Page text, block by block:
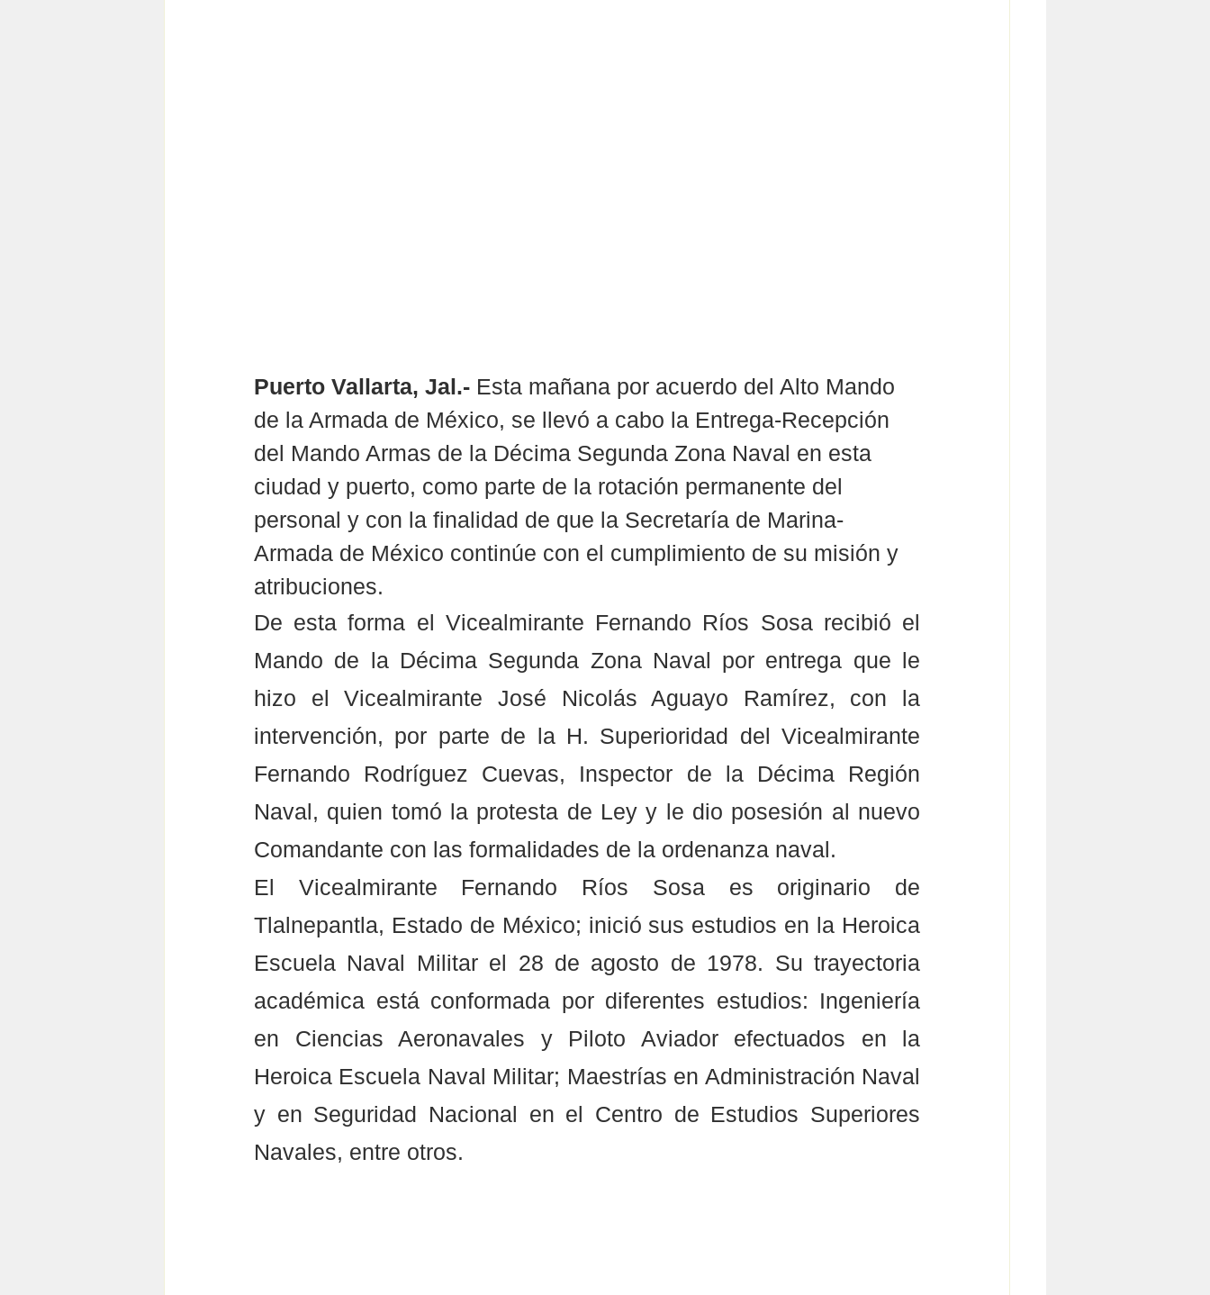
Puerto Vallarta, Jal.- Esta mañana por acuerdo del Alto Mando
de la Armada de México, se llevó a cabo la Entrega-Recepción
del Mando Armas de la Décima Segunda Zona Naval en esta
ciudad y puerto, como parte de la rotación permanente del
personal y con la finalidad de que la Secretaría de Marina-
Armada de México continúe con el cumplimiento de su misión y
atribuciones.
De esta forma el Vicealmirante Fernando Ríos Sosa recibió el
Mando de la Décima Segunda Zona Naval por entrega que le
hizo el Vicealmirante José Nicolás Aguayo Ramírez, con la
intervención, por parte de la H. Superioridad del Vicealmirante
Fernando Rodríguez Cuevas, Inspector de la Décima Región
Naval, quien tomó la protesta de Ley y le dio posesión al nuevo
Comandante con las formalidades de la ordenanza naval.
El Vicealmirante Fernando Ríos Sosa es originario de
Tlalnepantla, Estado de México; inició sus estudios en la Heroica
Escuela Naval Militar el 28 de agosto de 1978. Su trayectoria
académica está conformada por diferentes estudios: Ingeniería
en Ciencias Aeronavales y Piloto Aviador efectuados en la
Heroica Escuela Naval Militar; Maestrías en Administración Naval
y en Seguridad Nacional en el Centro de Estudios Superiores
Navales, entre otros.